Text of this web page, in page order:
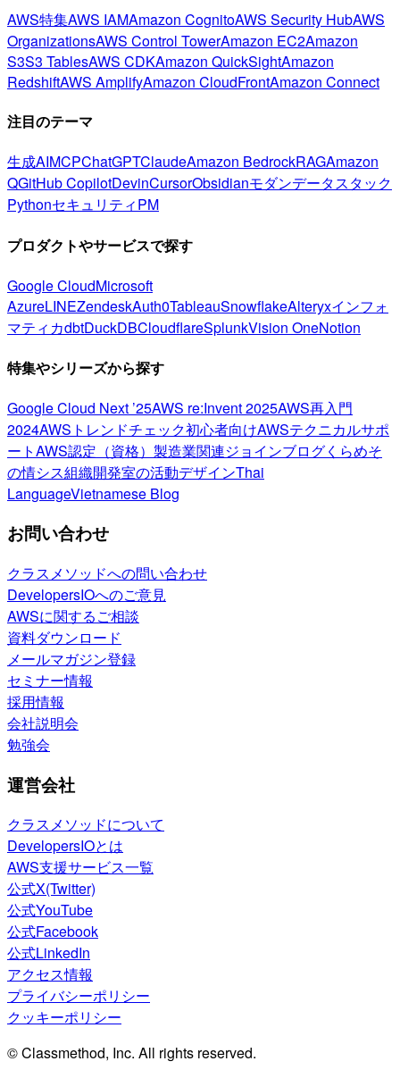
AWS特集AWS IAMAmazon CognitoAWS Security HubAWS
OrganizationsAWS Control TowerAmazon EC2Amazon
S3S3 TablesAWS CDKAmazon QuickSightAmazon
RedshiftAWS AmplifyAmazon CloudFrontAmazon Connect
注目のテーマ
生成AIMCPChatGPTClaudeAmazon BedrockRAGAmazon
QGitHub CopilotDevinCursorObsidianモダンデータスタック
PythonセキュリティPM
プロダクトやサービスで探す
Google CloudMicrosoft
AzureLINEZendeskAuth0TableauSnowflakeAlteryxインフォ
マティカdbtDuckDBCloudflareSplunkVision OneNotion
特集やシリーズから探す
Google Cloud Next ’25AWS re:Invent 2025AWS再入門
2024AWSトレンドチェック初心者向けAWSテクニカルサポ
ートAWS認定（資格） 製造業関連ジョインブログくらめそ
の情シス組織開発室の活動デザインThai
LanguageVietnamese Blog
お問い合わせ
クラスメソッドへの問い合わせ
DevelopersIOへのご意見
AWSに関するご相談
資料ダウンロード
メールマガジン登録
セミナー情報
採用情報
会社説明会
勉強会
運営会社
クラスメソッドについて
DevelopersIOとは
AWS支援サービス一覧
公式X(Twitter)
公式YouTube
公式Facebook
公式LinkedIn
アクセス情報
プライバシーポリシー
クッキーポリシー
© Classmethod, Inc. All rights reserved.